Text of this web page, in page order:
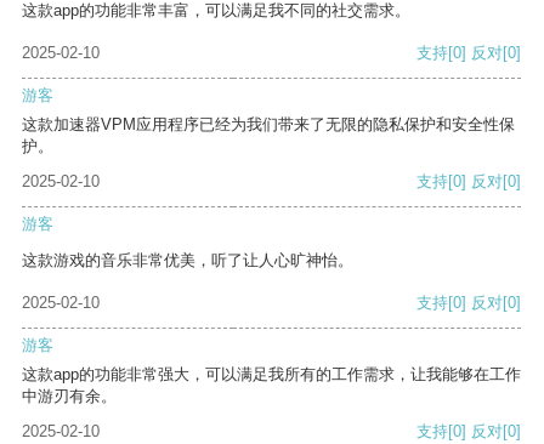
这款app的功能非常丰富，可以满足我不同的社交需求。
2025-02-10 支持[0] 反对[0]
游客
这款加速器VPM应用程序已经为我们带来了无限的隐私保护和安全性保
护。
2025-02-10
支持[0] 反对[0]
游客
这款游戏的音乐非常优美，听了让人心旷神怡。
2025-02-10 支持[0] 反对[0]
游客
这款app的功能非常强大，可以满足我所有的工作需求，让我能够在工作
中游刃有余。
2025-02-10
支持[0] 反对[0]